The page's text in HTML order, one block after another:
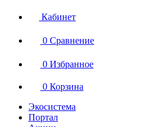
Кабинет
0 Сравнение
0 Избранное
0 Корзина
Экосистема
Портал